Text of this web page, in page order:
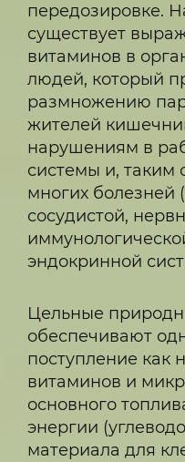
передозировке.
существует
витаминов в
людей, который
размножению
жителей
нарушениям в
системы и, таким
многих болезней
сосудистой,
эндокринной
Цельные
обеспечивают
поступление как
витаминов и
основного
энергии
материала для